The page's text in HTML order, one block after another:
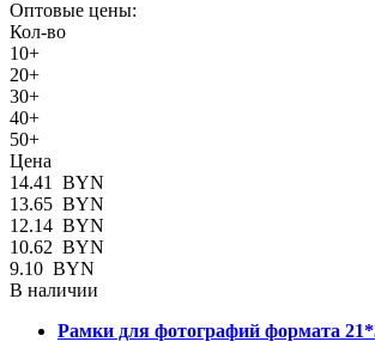
Оптовые цены:
Кол-во
10+
20+
30+
40+
50+
Цена
14.41
BYN
13.65 BYN
12.14 BYN
10.62 BYN
9.10 BYN
В наличии
Рамки для фотографий формата